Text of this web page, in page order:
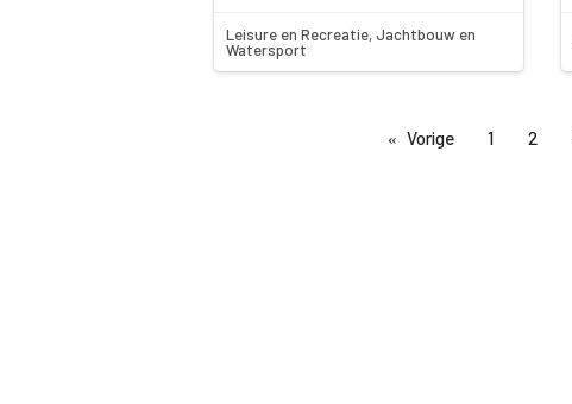
Leisure en Recreatie, Jachtbouw en
Watersport
Vorige 1 2